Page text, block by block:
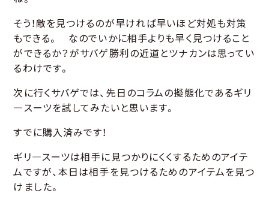
そう！敵を見つけるのが早ければ早いほど対処も対策
もできる。 なのでいかに相手よりも早く見つけること
ができるか？がサバゲ勝利の近道とツナカンは思ってい
るわけです。
次に行くサバゲでは、先日のコラムの擬態化であるギリ
―スーツを試してみたいと思います。
すでに購入済みです！
ギリ―スーツは相手に見つかりにくくするためのアイテ
ムですが、本日は相手を見つけるためのアイテムを見つ
けました。